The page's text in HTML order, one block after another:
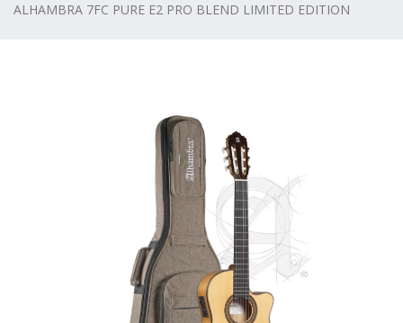
ALHAMBRA 7FC PURE E2 PRO BLEND LIMITED EDITION